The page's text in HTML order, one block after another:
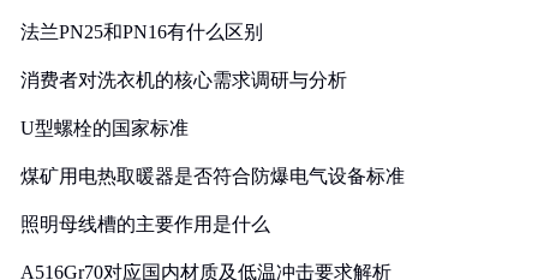
法兰PN25和PN16有什么区别
消费者对洗衣机的核心需求调研与分析
U型螺栓的国家标准
煤矿用电热取暖器是否符合防爆电气设备标准
照明母线槽的主要作用是什么
A516Gr70对应国内材质及低温冲击要求解析